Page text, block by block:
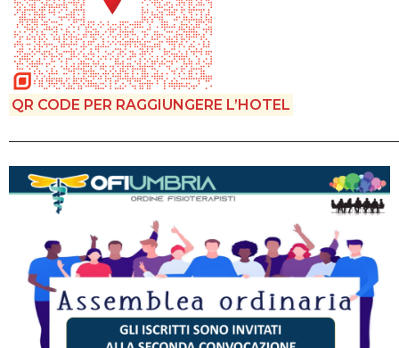
QR CODE PER RAGGIUNGERE L’HOTEL